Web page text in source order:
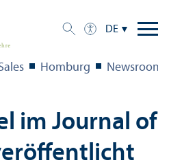
DE
Homburg Newsroom
im Journal of